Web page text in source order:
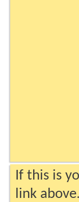
If this is
link